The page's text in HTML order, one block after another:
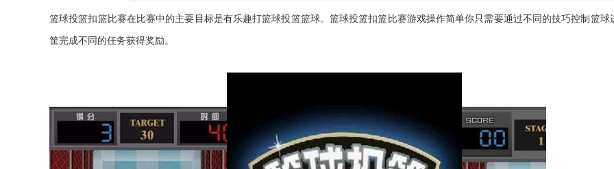
篮球投篮扣篮比赛在比赛中的主要目标是有乐趣打篮球投篮篮球。篮球投篮扣篮比赛游戏操作简单你只需要通过不同的技巧控制篮球
筐完成不同的任务获得奖励。